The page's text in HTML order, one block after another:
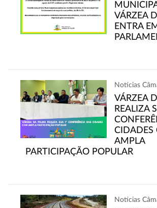
VÁRZEA
ENTRA
Notícias
VÁRZEA
REALIZA
CIDADES
AMPLA
PARTICIPAÇÃO POPULAR
Notícias